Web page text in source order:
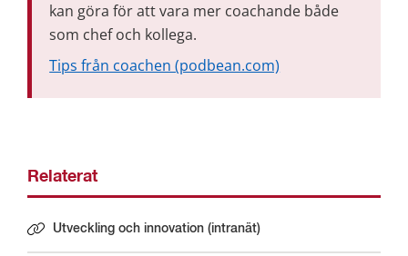
kan göra för att vara mer coachande både
som chef och kollega.
Tips från coachen (podbean.com)
Relaterat
Utveckling och innovation (intranät)
Länk till annan webbplats.